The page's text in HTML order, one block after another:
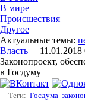
В мире
Происшествия
Другое
Актуальные темы:
Власть 11.01.2018
Законопроект,
в Госдуму
Теги: Госдума